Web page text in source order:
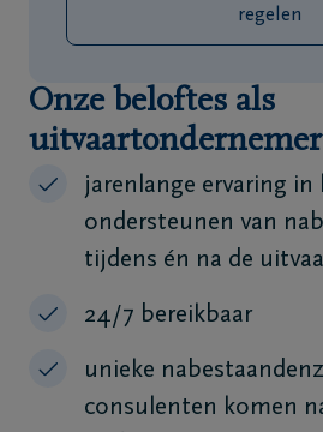
regelen
Onze beloftes als
uitvaartondernemer
jarenlange ervaring in
ondersteunen van
tijdens én na de
24/7 bereikbaar
unieke
consulenten komen